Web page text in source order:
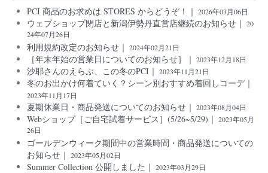
PCI 商品のお求めは STORES からどうぞ！｜ 2026年03月06日
ウェブショップ閉店と新潟伊勢丹直営店継続のお知らせ｜ 20
24年07月26日
利用規約改定のお知らせ｜ 2024年02月21日
［年末年始の営業日についてのお知らせ］｜ 2023年12月18日
沙耶さんのえらぶ、この冬のPCI｜ 2023年11月21日
冬のお出かけ何着ていく？シーン別おすすめ着回しコーデ｜
2023年11月17日
夏期休業日・商品発送についてのお知らせ｜ 2023年08月04日
Webショップ［ご自宅試着サービス］(5/26~5/29)｜ 2023年05月
26日
ゴールデンウィーク期間中の営業時間・商品発送についての
お知らせ｜ 2023年05月02日
Summer Collection 公開しました｜ 2023年03月29日